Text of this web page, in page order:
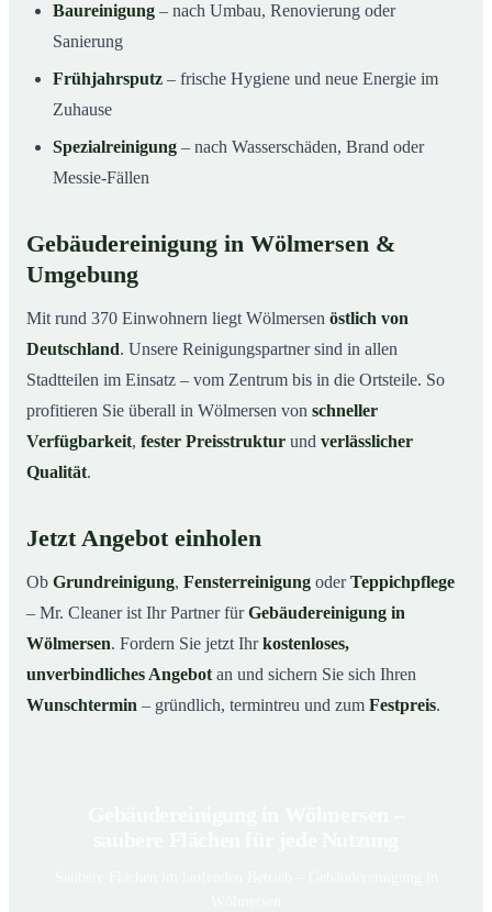
Baureinigung – nach Umbau, Renovierung oder
Sanierung
Frühjahrsputz – frische Hygiene und neue Energie im
Zuhause
Spezialreinigung – nach Wasserschäden, Brand oder
Messie-Fällen
Gebäudereinigung in Wölmersen &
Umgebung
Mit rund 370 Einwohnern liegt Wölmersen östlich von
Deutschland. Unsere Reinigungspartner sind in allen
Stadtteilen im Einsatz – vom Zentrum bis in die Ortsteile. So
profitieren Sie überall in Wölmersen von schneller
Verfügbarkeit, fester Preisstruktur und verlässlicher
Qualität.
Jetzt Angebot einholen
Ob Grundreinigung, Fensterreinigung oderTeppichpflege
– Mr. Cleaner ist Ihr Partner fürGebäudereinigung in
Wölmersen. Fordern Sie jetzt Ihrkostenloses,
unverbindliches Angebot an und sichern Sie sich Ihren
Wunschtermin – gründlich, termintreu und zum Festpreis.